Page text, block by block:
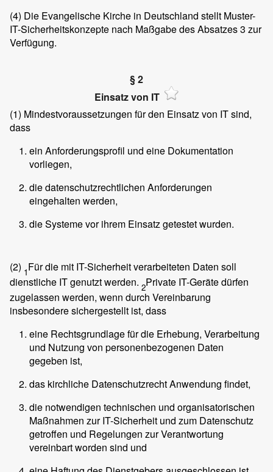
(4) Die Evangelische Kirche in Deutschland stellt Muster-
IT-Sicherheitskonzepte nach Maßgabe des Absatzes 3 zur
Verfügung.
§ 2
Einsatz von IT
(1) Mindestvoraussetzungen für den Einsatz von IT sind,
dass
ein Anforderungsprofil und eine Dokumentation
vorliegen,
die datenschutzrechtlichen Anforderungen
eingehalten werden,
die Systeme vor ihrem Einsatz getestet wurden.
(2) 1Für die mit IT-Sicherheit verarbeiteten Daten soll
dienstliche IT genutzt werden. 2Private IT-Geräte dürfen
zugelassen werden, wenn durch Vereinbarung
insbesondere sichergestellt ist, dass
eine Rechtsgrundlage für die Erhebung, Verarbeitung
und Nutzung von personenbezogenen Daten
gegeben ist,
das kirchliche Datenschutzrecht Anwendung findet,
die notwendigen technischen und organisatorischen
Maßnahmen zur IT-Sicherheit und zum Datenschutz
getroffen und Regelungen zur Verantwortung
vereinbart worden sind und